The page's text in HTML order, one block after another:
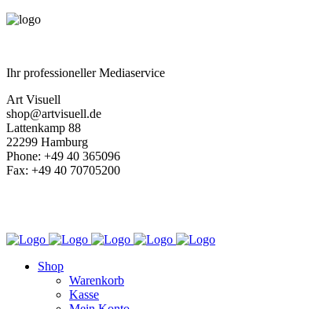
Ihr professioneller Mediaservice
Art Visuell
shop@artvisuell.de
Lattenkamp 88
22299 Hamburg
Phone: +49 40 365096
Fax: +49 40 70705200
Shop
Warenkorb
Kasse